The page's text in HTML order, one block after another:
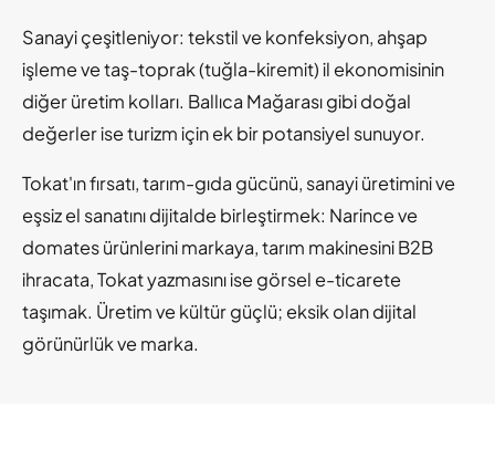
Sanayi çeşitleniyor: tekstil ve konfeksiyon, ahşap
işleme ve taş-toprak (tuğla-kiremit) il ekonomisinin
diğer üretim kolları. Ballıca Mağarası gibi doğal
değerler ise turizm için ek bir potansiyel sunuyor.
Tokat'ın fırsatı, tarım-gıda gücünü, sanayi üretimini ve
eşsiz el sanatını dijitalde birleştirmek: Narince ve
domates ürünlerini markaya, tarım makinesini B2B
ihracata, Tokat yazmasını ise görsel e-ticarete
taşımak. Üretim ve kültür güçlü; eksik olan dijital
görünürlük ve marka.